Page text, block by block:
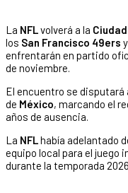
La NFLvolverá a la
los San Francisco 49ers
enfrentarán en partido
de noviembre.
El encuentro se disputará
de México, marcando el
años de ausencia.
La NFLhabía adelantado
equipo local para el juego
durante la temporada